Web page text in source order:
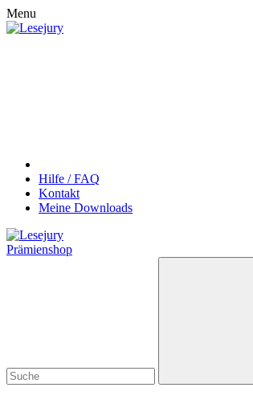
Menu
Hilfe / FAQ
Kontakt
Meine Downloads
Prämienshop